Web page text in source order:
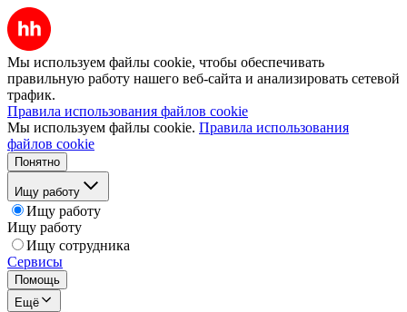
Мы используем файлы cookie, чтобы обеспечивать
правильную работу нашего веб-сайта и анализировать сетевой
трафик.
Правила использования файлов cookie
Мы используем файлы cookie. Правила использования
файлов cookie
Понятно
Ищу работу
Ищу работу
Ищу работу
Ищу сотрудника
Сервисы
Помощь
Ещё